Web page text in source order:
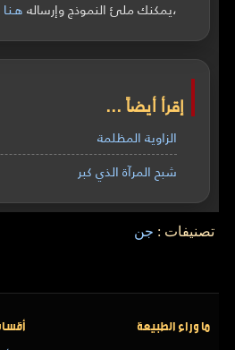
،يمكنك ملئ النموذج وإرسالههـنـا
إقرأ أيضاً ...
الزاوية المظلمة
شبح المرآة الذي كبر
تصنيفات : جن
ما وراء الطبيعة